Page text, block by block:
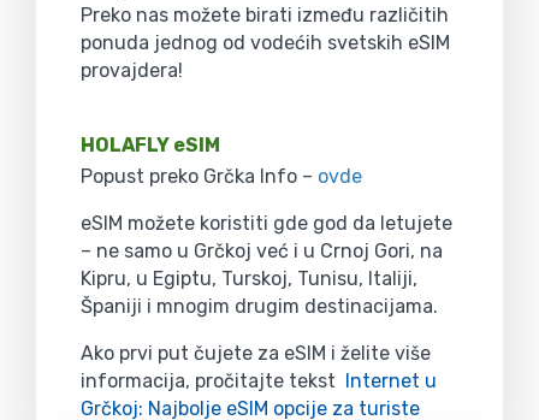
Preko nas možete birati između različitih
ponuda jednog od vodećih svetskih eSIM
provajdera!
HOLAFLY eSIM
Popust preko Grčka Info – ovde
eSIM možete koristiti gde god da letujete
– ne samo u Grčkoj već i u Crnoj Gori, na
Kipru, u Egiptu, Turskoj, Tunisu, Italiji,
Španiji i mnogim drugim destinacijama.
Ako prvi put čujete za eSIM i želite više
informacija, pročitajte tekst Internet u
Grčkoj: Najbolje eSIM opcije za turiste